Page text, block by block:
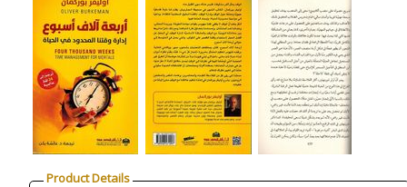
Product Details